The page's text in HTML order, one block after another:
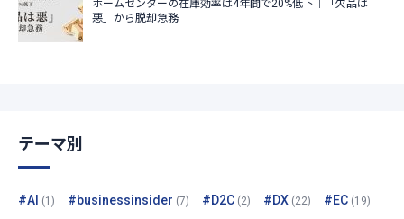
テーマ別
#AI (1) #businessinsider (7) #D2C (2) #DX (22) #EC (19)